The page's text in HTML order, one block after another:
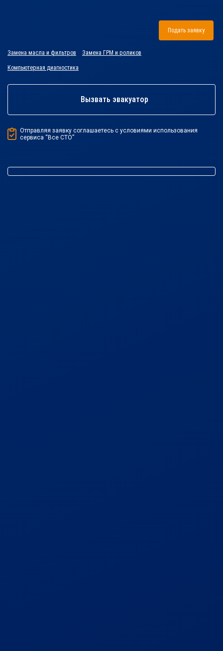
Подать заявку
Замена масла и фильтров Замена ГРМ и роликов
Компьютерная диагностика
Вызвать эвакуатор
Отправляя заявку соглашаетесь с условиями использования
сервиса “Все СТО”